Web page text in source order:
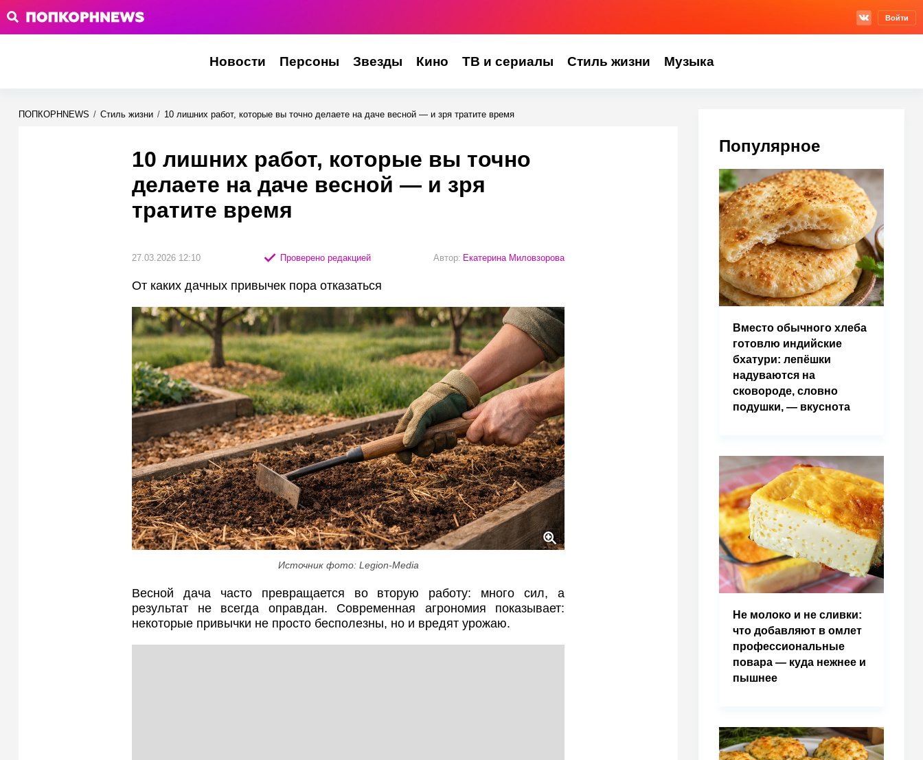
Войти
Новости Персоны Звезды Кино ТВ и сериалы Стиль жизни Музыка
ПОПКОРНNEWS / Стиль жизни / 10 лишних работ, которые вы точно делаете на даче весной — и зря тратите время
10 лишних работ, которые вы точно
делаете на даче весной — и зря
тратите время
27.03.2026 12:10 Проверено редакцией Автор: Екатерина Миловзорова
От каких дачных привычек пора отказаться
Источник фото: Legion-Media
Весной дача часто превращается во вторую работу: много сил, а
результат не всегда оправдан. Современная агрономия показывает:
некоторые привычки не просто бесполезны, но и вредят урожаю.
Популярное
Вместо обычного хлеба
готовлю индийские
бхатури: лепёшки
надуваются на
сковороде, словно
подушки, — вкуснота
Не молоко и не сливки:
что добавляют в омлет
профессиональные
повара — куда нежнее и
пышнее